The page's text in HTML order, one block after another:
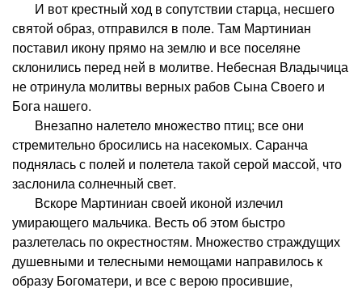
И вот крестный ход в сопутствии старца, несшего
святой образ, отправился в поле. Там Мартиниан
поставил икону прямо на землю и все поселяне
склонились перед ней в молитве. Небесная Владычица
не отринула молитвы верных рабов Сына Своего и
Бога нашего.
Внезапно налетело множество птиц; все они
стремительно бросились на насекомых. Саранча
поднялась с полей и полетела такой серой массой, что
заслонила солнечный свет.
Вскоре Мартиниан своей иконой излечил
умирающего мальчика. Весть об этом быстро
разлетелась по окрестностям. Множество страждущих
душевными и телесными немощами направилось к
образу Богоматери, и все с верою просившие,